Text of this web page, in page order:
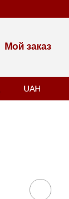
Мой заказ
UAH